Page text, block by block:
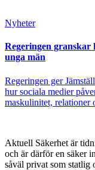
Nyheter
Regeringen
unga män
Regeringen ger
hur sociala medier
maskulinitet, relationer
Aktuell Säkerhet är
och är därför en säker
såväl privat som statlig